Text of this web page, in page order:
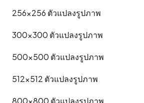
256x256 ตัวแปลงรูปภาพ
300x300 ตัวแปลงรูปภาพ
500x500 ตัวแปลงรูปภาพ
512x512 ตัวแปลงรูปภาพ
800x800 ตัวแปลงรูปภาพ